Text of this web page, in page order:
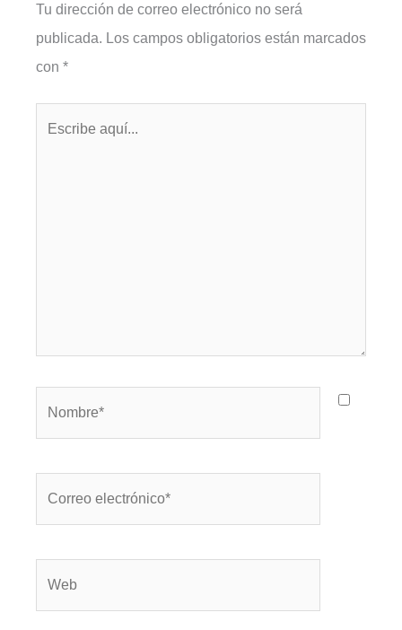
Tu dirección de correo electrónico no será
publicada. Los campos obligatorios están marcados
con *